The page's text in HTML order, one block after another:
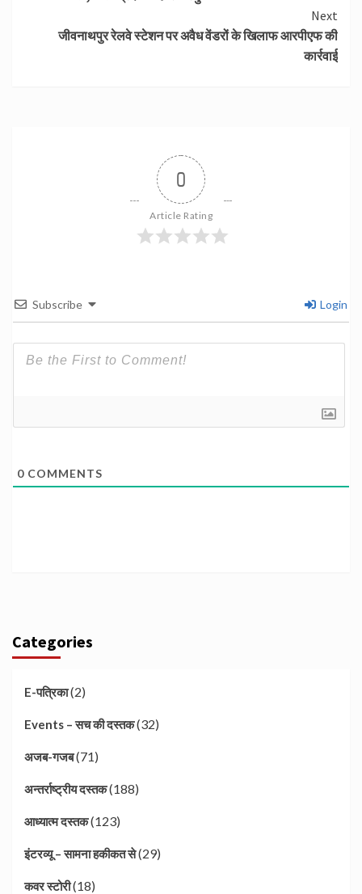
Next
जीवनाथपुर रेलवे स्टेशन पर अवैध वेंडरों के खिलाफ आरपीएफ की
कार्रवाई
0
Article Rating
Subscribe Login
0 COMMENTS
Categories
E-पत्रिका(2)
Events – सच की दस्तक(32)
अजब-गजब(71)
अन्तर्राष्ट्रीय दस्तक(188)
आध्यात्म दस्तक(123)
इंटरव्यू – सामना हकीकत से(29)
कवर स्टोरी(18)